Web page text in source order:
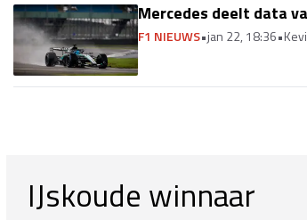
IJskoude winnaar
Mercedes deelt data
F1 NIEUWS•jan 22, 18:36•